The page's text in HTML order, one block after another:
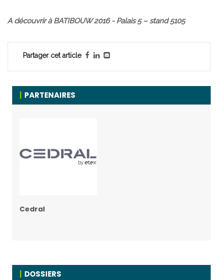
A découvrir à BATIBOUW 2016 - Palais 5 – stand 5105
Partager cet article
PARTENAIRES
Cedral
DOSSIERS